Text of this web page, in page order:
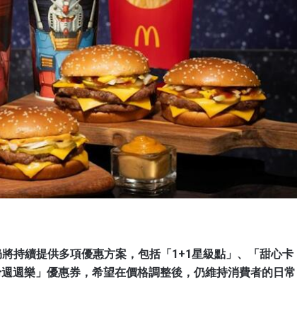
持續提供多項優惠方案，包括「1+1星級點」、「甜心卡
週樂」優惠券，希望在價格調整後，仍維持消費者的日常